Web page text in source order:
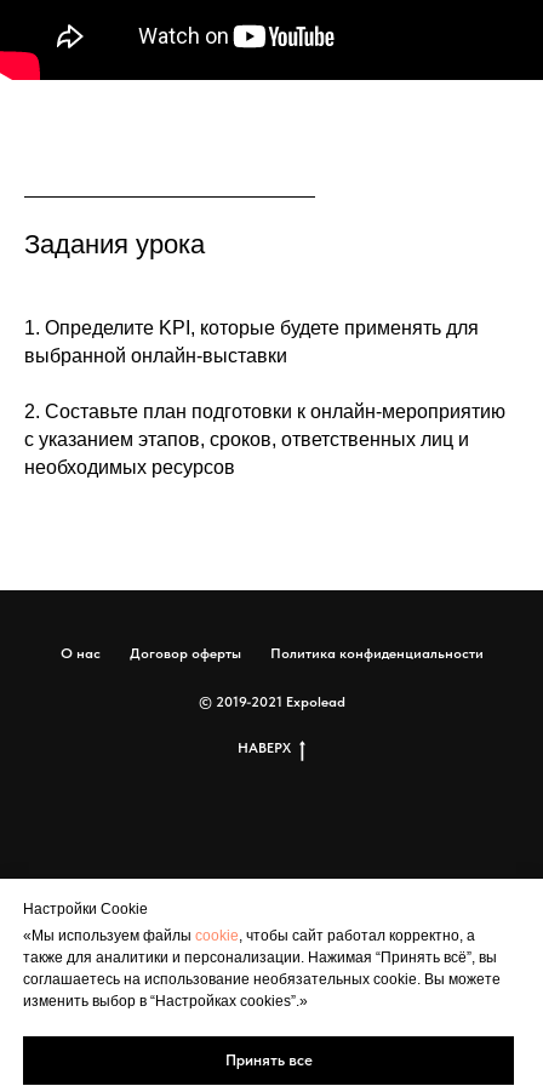
Задания урока
1. Определите KPI, которые будете применять для
выбранной онлайн-выставки
2. Составьте план подготовки к онлайн-мероприятию
с указанием этапов, сроков, ответственных лиц и
необходимых ресурсов
О нас Договор оферты Политика конфиденциальности
© 2019-2021 Expolead
НАВЕРХ
Настройки Cookie
«Мы используем файлы cookie, чтобы сайт работал корректно, а
также для аналитики и персонализации. Нажимая “Принять всё”, вы
соглашаетесь на использование необязательных cookie. Вы можете
изменить выбор в “Настройках cookies”.»
Принять все